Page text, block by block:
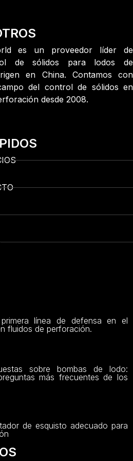
es un proveedor líder de
de sólidos para lodos de
en China. Contamos con
del control de sólidos en
desde 2008.
línea de defensa en el
fluidos de perforación.
sobre bombas de lodo:
más frecuentes de los
de esquisto adecuado para